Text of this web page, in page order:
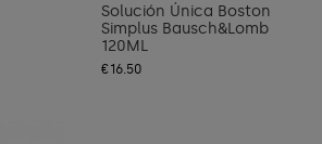
Solución Única Boston
Simplus Bausch&Lomb
120ML
€16.50